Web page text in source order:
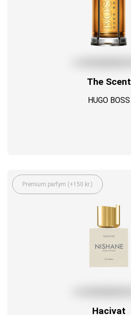
The Scent
HUGO BOSS
Premium parfym (+150 kr.)
Hacivat